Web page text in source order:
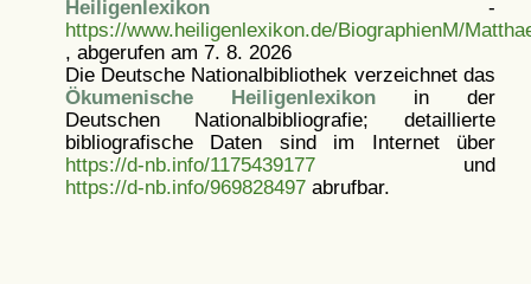
Heiligenlexikon-
https://www.heiligenlexikon.de/BiographienM/
, abgerufen am 7. 8. 2026
Die Deutsche Nationalbibliothek verzeichnet das
Ökumenische Heiligenlexikonin der
Deutschen Nationalbibliografie; detaillierte
bibliografische Daten sind im Internet über
https://d-nb.info/1175439177und
https://d-nb.info/969828497abrufbar.